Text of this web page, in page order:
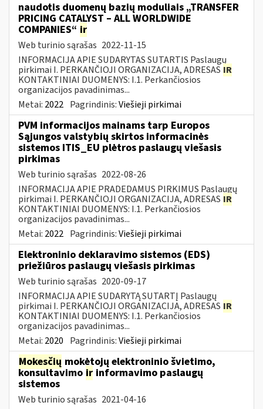
naudotis duomenų bazių moduliais „TRANSFER
PRICING CATALYST – ALL WORLDWIDE
COMPANIES“ ir
Web turinio sąrašas 2022-11-15
INFORMACIJA APIE SUDARYTAS SUTARTIS Paslaugų
pirkimai I. PERKANČIOJI ORGANIZACIJA, ADRESAS IR
KONTAKTINIAI DUOMENYS: I.1. Perkančiosios
organizacijos pavadinimas...
Metai: 2022 Pagrindinis:Viešieji pirkimai
PVM informacijos mainams tarp Europos
Sąjungos valstybių skirtos informacinės
sistemos ITIS_EU plėtros paslaugų viešasis
pirkimas
Web turinio sąrašas 2022-08-26
INFORMACIJA APIE PRADEDAMUS PIRKIMUS Paslaugų
pirkimai I. PERKANČIOJI ORGANIZACIJA, ADRESAS IR
KONTAKTINIAI DUOMENYS: I.1. Perkančiosios
organizacijos pavadinimas...
Metai: 2022 Pagrindinis:Viešieji pirkimai
Elektroninio deklaravimo sistemos (EDS)
priežiūros paslaugų viešasis pirkimas
Web turinio sąrašas 2020-09-17
INFORMACIJA APIE SUDARYTĄ SUTARTĮ Paslaugų
pirkimai I. PERKANČIOJI ORGANIZACIJA, ADRESAS IR
KONTAKTINIAI DUOMENYS: I.1. Perkančiosios
organizacijos pavadinimas...
Metai: 2020 Pagrindinis:Viešieji pirkimai
Mokesčių mokėtojų elektroninio švietimo,
konsultavimo ir informavimo paslaugų
sistemos
Web turinio sąrašas 2021-04-16